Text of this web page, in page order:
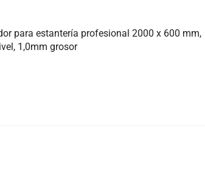
para estantería profesional 2000 x 600 mm,
1,0mm grosor